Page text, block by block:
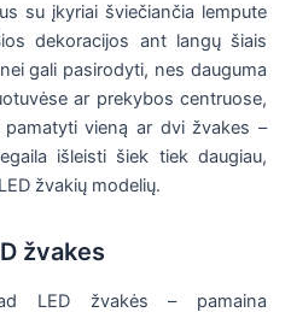
su įkyriai šviečiančia lempute
dekoracijos ant langų šiais
gali pasirodyti, nes dauguma
ar prekybos centruose,
pamatyti vieną ar dvi žvakes –
išleisti šiek tiek daugiau,
žvakių modelių.
žvakes
LED žvakės – pamaina